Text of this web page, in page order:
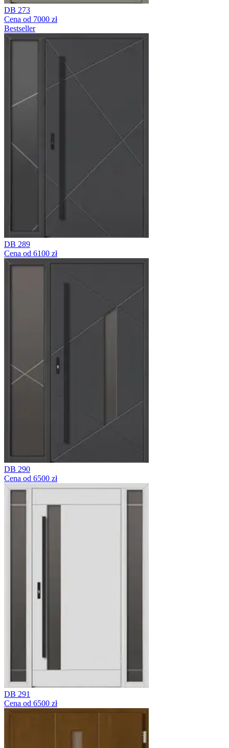
DB 273
Cena od 7000 zł
Bestseller
DB 289
Cena od 6100 zł
DB 290
Cena od 6500 zł
DB 291
Cena od 6500 zł